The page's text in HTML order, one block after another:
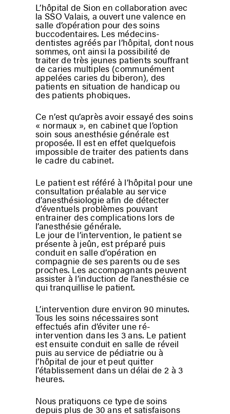
L’hôpital de Sion en collaboration avec
la SSO Valais, a ouvert une valence en
salle d’opération pour des soins
buccodentaires. Les médecins-
dentistes agréés par l’hôpital, dont nous
sommes, ont ainsi la possibilité de
traiter de très jeunes patients souffrant
de caries multiples (communément
appelées caries du biberon), des
patients en situation de handicap ou
des patients phobiques.
Ce n’est qu’après avoir essayé des soins
« normaux », en cabinet que l’option
soin sous anesthésie générale est
proposée. Il est en effet quelquefois
impossible de traiter des patients dans
le cadre du cabinet.
Le patient est référé à l’hôpital pour une
consultation préalable au service
d’anesthésiologie afin de détecter
d’éventuels problèmes pouvant
entrainer des complications lors de
l’anesthésie générale.
Le jour de l’intervention, le patient se
présente à jeûn, est préparé puis
conduit en salle d’opération en
compagnie de ses parents ou de ses
proches. Les accompagnants peuvent
assister à l’induction de l’anesthésie ce
qui tranquillise le patient.
L’intervention dure environ 90 minutes.
Tous les soins nécessaires sont
effectués afin d’éviter une ré-
intervention dans les 3 ans. Le patient
est ensuite conduit en salle de réveil
puis au service de pédiatrie ou à
l’hôpital de jour et peut quitter
l’établissement dans un délai de 2 à 3
heures.
Nous pratiquons ce type de soins
depuis plus de 30 ans et satisfaisons